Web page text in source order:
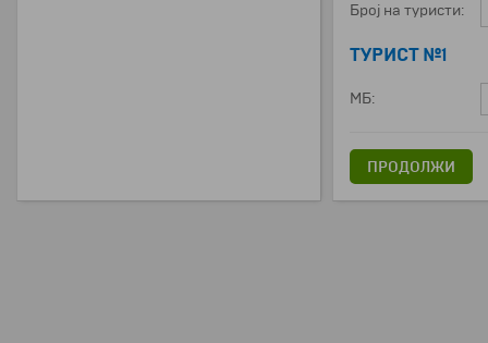
Број на туристи:
ТУРИСТ №1
МБ:
ПРОДОЛЖИ